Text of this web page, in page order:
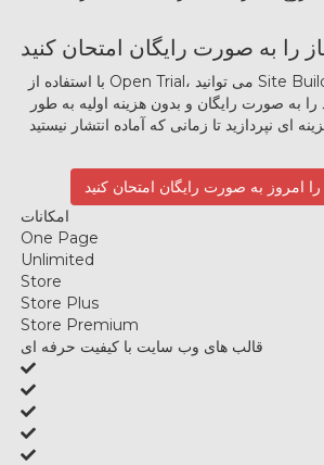
را به صورت رایگان امتحان کنید
با استفاده از Open Trial، می توانید Site Builder را امتحان کنید و
به صورت رایگان و بدون هزینه اولیه به طور
امروز به صورت رایگان امتحان کنید
امکانات
One Page
Unlimited
Store
Store Plus
Store Premium
قالب های وب سایت با کیفیت حرفه ای